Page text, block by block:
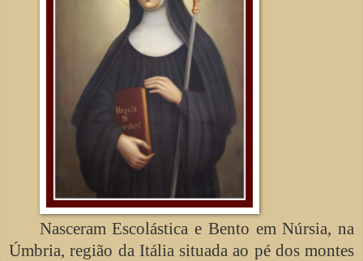
Nasceram Escolástica e Bento em Núrsia, na
Úmbria, região da Itália situada ao pé dos montes